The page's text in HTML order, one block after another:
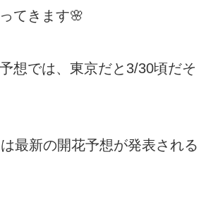
てきます🌸
想では、東京だと3/30頃だそ
最新の開花予想が発表される